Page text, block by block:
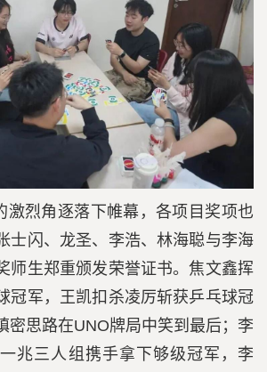
激烈角逐落下帷幕，各项目奖项也
士闪、龙圣、李浩、林海聪与李海
师生郑重颁发荣誉证书。焦文鑫挥
冠军，王凯扣杀凌厉斩获乒乓球冠
密思路在UNO牌局中笑到最后；李
兆三人组携手拿下够级冠军，李